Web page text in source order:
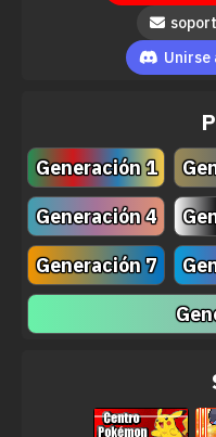
Unirse
Generación 1
Generación 4
Generación 7